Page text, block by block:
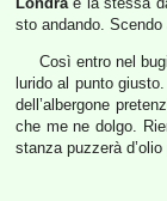
sto andando.
Così entro nel
lurido al punto
dell’albergone
che me ne dolgo.
stanza puzzerà